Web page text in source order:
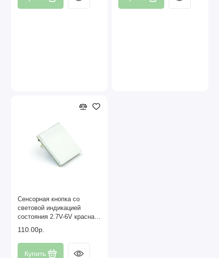
Сенсорная кнопка со
световой индикацией
состояния 2.7V-6V красная
110.00р.
Купить